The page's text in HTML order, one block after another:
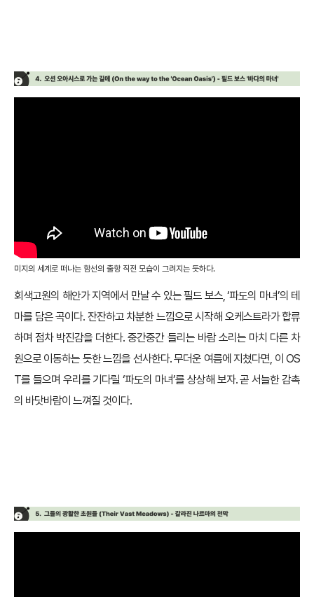
미지의 세계로 떠나는 함선의 출항 직전 모습이 그려지는 듯하다.
회색고원의 해안가 지역에서 만날 수 있는 필드 보스, ‘파도의 마녀’의 테
마를 담은 곡이다. 잔잔하고 차분한 느낌으로 시작해 오케스트라가 합류
하며 점차 박진감을 더한다. 중간중간 들리는 바람 소리는 마치 다른 차
원으로 이동하는 듯한 느낌을 선사한다. 무더운 여름에 지쳤다면, 이 OS
T를 들으며 우리를 기다릴 ‘파도의 마녀’를 상상해 보자. 곧 서늘한 감촉
의 바닷바람이 느껴질 것이다.